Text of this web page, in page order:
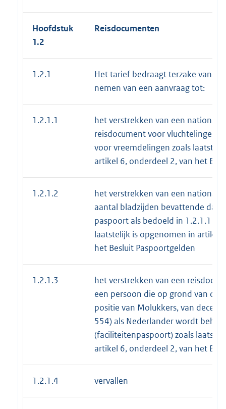
Hoofdstuk
1.2
Reisdocumenten
1.2.1
Het tarief bedraagt terzake van
nemen van een aanvraag tot:
1.2.1.1
het verstrekken van een nationaal
reisdocument voor vluchtelingen
voor vreemdelingen zoals
artikel 6, onderdeel 2, van het
1.2.1.2
het verstrekken van een
aantal bladzijden bevattende dan
paspoort als bedoeld in 1.2.1.1
laatstelijk is opgenomen in artikel
het Besluit Paspoortgelden
1.2.1.3
het verstrekken van een
een persoon die op grond van de
positie van Molukkers, van
554) als Nederlander wordt
(faciliteitenpaspoort) zoals
artikel 6, onderdeel 2, van het
1.2.1.4 vervallen